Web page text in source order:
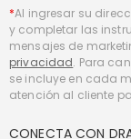
*Al ingresar su
y completar las
mensajes de
privacidad. Para
se incluye en cada
atención al cliente
CONECTA CON